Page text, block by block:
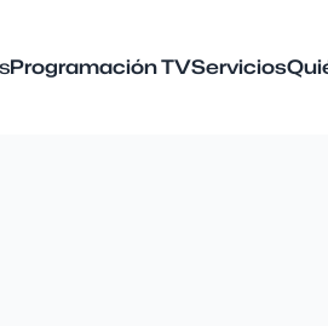
Programación TVServicios